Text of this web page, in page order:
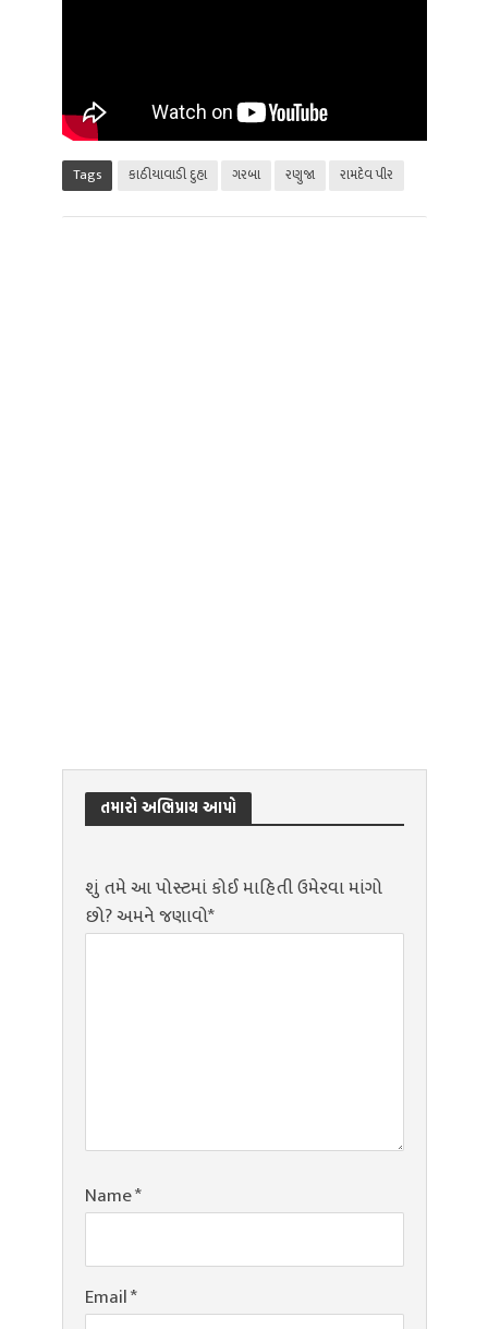
Tags કાઠીયાવાડી દુહા ગરબા રણુજા રામદેવ પીર
તમારો અભિપ્રાય આપો
શું તમે આ પોસ્ટમાં કોઈ માહિતી ઉમેરવા માંગો
છો? અમને જણાવો*
Name*
Email*